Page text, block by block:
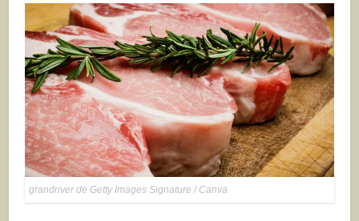
grandriver de Getty Images Signature / Canva